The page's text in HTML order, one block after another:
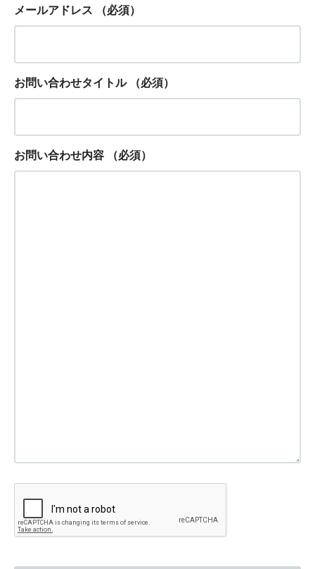
メールアドレス （必須）
お問い合わせタイトル （必須）
お問い合わせ内容 （必須）